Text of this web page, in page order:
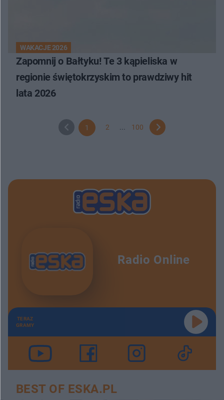
WAKACJE 2026
Zapomnij o Bałtyku! Te 3 kąpieliska w
regionie świętokrzyskim to prawdziwy hit
lata 2026
1 2 100
Radio Online
TERAZ
GRAMY
BEST OF ESKA.PL